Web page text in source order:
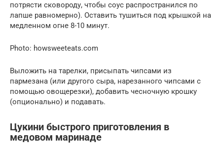
потрясти сковороду, чтобы соус распространился по
лапше равномерно). Оставить тушиться под крышкой на
медленном огне 8-10 минут.
Photo: howsweeteats.com
Выложить на тарелки, присыпать чипсами из
пармезана (или другого сыра, нарезанного чипсами с
помощью овощерезки), добавить чесночную крошку
(опционально) и подавать.
Цукини быстрого приготовления в
медовом маринаде